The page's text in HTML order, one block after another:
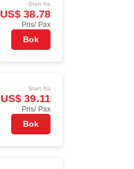
Start fra
US$ 38.78
Pris/ Pax
Bok
Start fra
US$ 39.11
Pris/ Pax
Bok